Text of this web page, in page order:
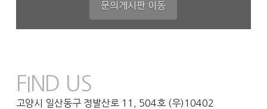
문의게시판 이동
FIND US
고양시 일산동구 정발산로 11, 504호 (우)10402